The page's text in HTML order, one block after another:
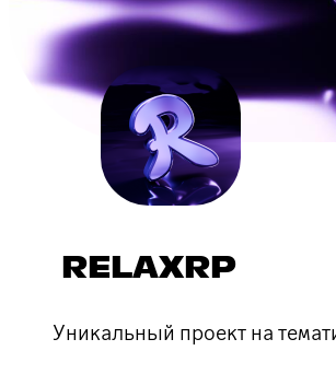
RELAXRP
Уникальный проект на